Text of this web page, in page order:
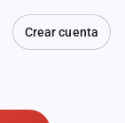
Crear cuenta